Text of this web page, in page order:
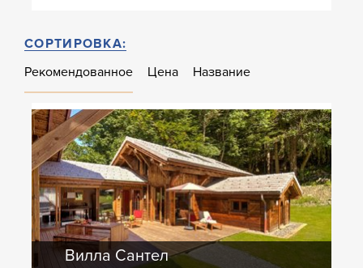
СОРТИРОВКА:
Рекомендованное
Цена Название
Вилла Сантел